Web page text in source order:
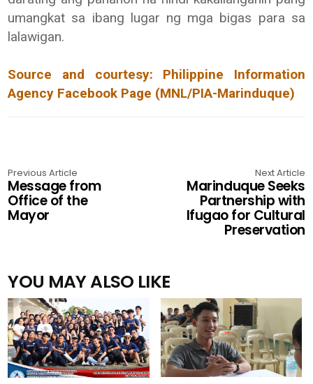
umangkat sa ibang lugar ng mga bigas para sa
lalawigan.
Source and courtesy: Philippine Information
Agency Facebook Page (MNL/PIA-Marinduque)
Previous Article
Message from
Office of the
Mayor
Next Article
Marinduque Seeks
Partnership with
Ifugao for Cultural
Preservation
YOU MAY ALSO LIKE